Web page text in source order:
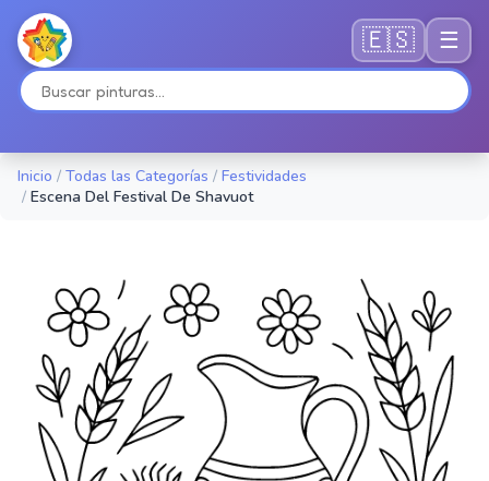
🇪🇸 ☰
Inicio / Todas las Categorías / Festividades
/ Escena Del Festival De Shavuot